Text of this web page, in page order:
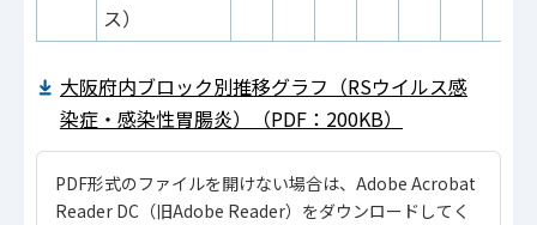
ス）
大阪府内ブロック別推移グラフ（RSウイルス感
染症・感染性胃腸炎）（PDF：200KB）
PDF形式のファイルを開けない場合は、Adobe Acrobat
Reader DC（旧Adobe Reader）をダウンロードしてく